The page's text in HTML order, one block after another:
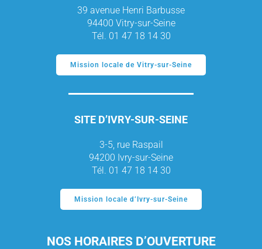
39 avenue Henri Barbusse
94400 Vitry-sur-Seine
Tél. 01 47 18 14 30
Mission locale de Vitry-sur-Seine
SITE D’IVRY-SUR-SEINE
3-5, rue Raspail
94200 Ivry-sur-Seine
Tél. 01 47 18 14 30
Mission locale d’Ivry-sur-Seine
NOS HORAIRES D’OUVERTURE